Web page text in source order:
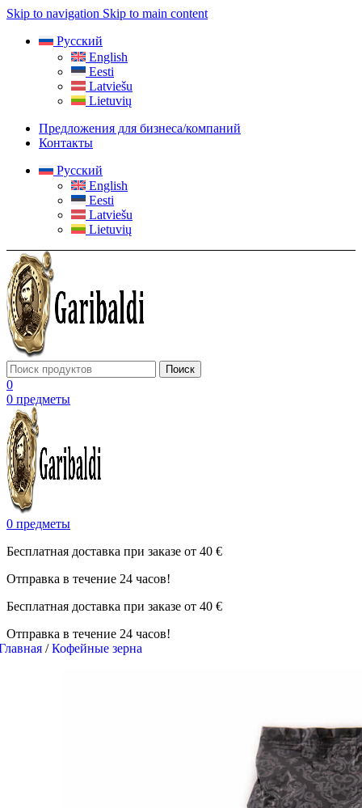
Skip to navigation Skip to main content
Русский
English
Eesti
Latviešu
Lietuvių
Предложения для бизнеса/компаний
Контакты
Русский
English
Eesti
Latviešu
Lietuvių
Поиск
0
0 предметы
0 предметы
Бесплатная доставка при заказе от 40 €
Отправка в течение 24 часов!
Бесплатная доставка при заказе от 40 €
Отправка в течение 24 часов!
/ Кофейные зерна